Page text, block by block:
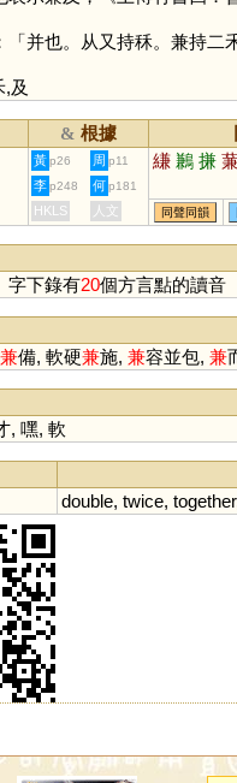
也。从又持秝。兼持二禾
,及
& 根據
黃 p26 周 p11 縑 鶼 搛
李 p248 何 p181
HKLS 人文 同聲同韻
字下錄有20個方言點的讀音
兼備, 軟硬兼施, 兼容並包, 兼
, 嘿, 軟
double, twice, together